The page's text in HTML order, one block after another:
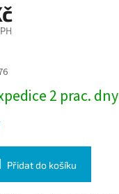
2 prac. dny
Přidat do košíku